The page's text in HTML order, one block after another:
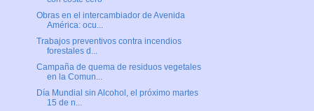
Obras en el intercambiador de Avenida
América: ocu...
Trabajos preventivos contra incendios
forestales d...
Campaña de quema de residuos vegetales
en la Comun...
Día Mundial sin Alcohol, el próximo martes
15 de n...